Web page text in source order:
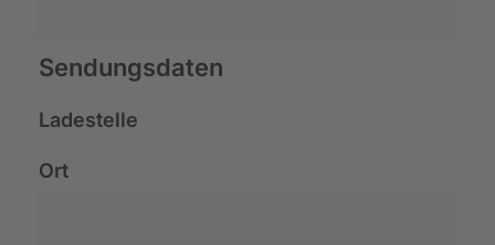
Sendungsdaten
Ladestelle
Ort